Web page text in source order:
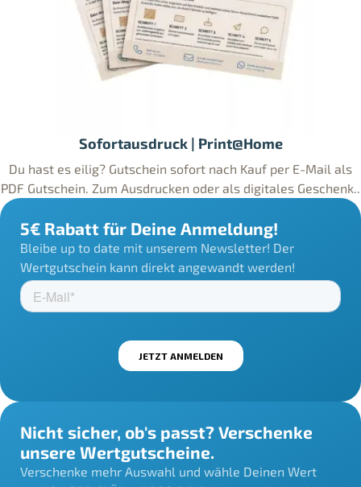
Sofortausdruck | Print@Home
Du hast es eilig? Gutschein sofort nach Kauf per E-Mail als
PDF Gutschein. Zum Ausdrucken oder als digitales Geschenk..
5€ Rabatt für Deine Anmeldung!
Bleibe up to date mit unserem Newsletter! Der
Wertgutschein kann direkt angewandt werden!
Nicht sicher, ob's passt? Verschenke
unsere Wertgutscheine.
Verschenke mehr Auswahl und wähle Deinen Wert